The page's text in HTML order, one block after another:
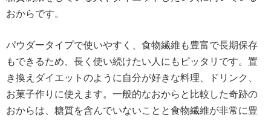
おからです。
パウダータイプで使いやすく、食物繊維も豊富で長期保存
もできるため、長く使い続けたい人にもピッタリです。置
き換えダイエットのように自分が好きな料理、ドリンク、
お菓子作りに使えます。一般的なおからと比較した奇跡の
おからは、糖質を含んでいないことと食物繊維が非常に豊